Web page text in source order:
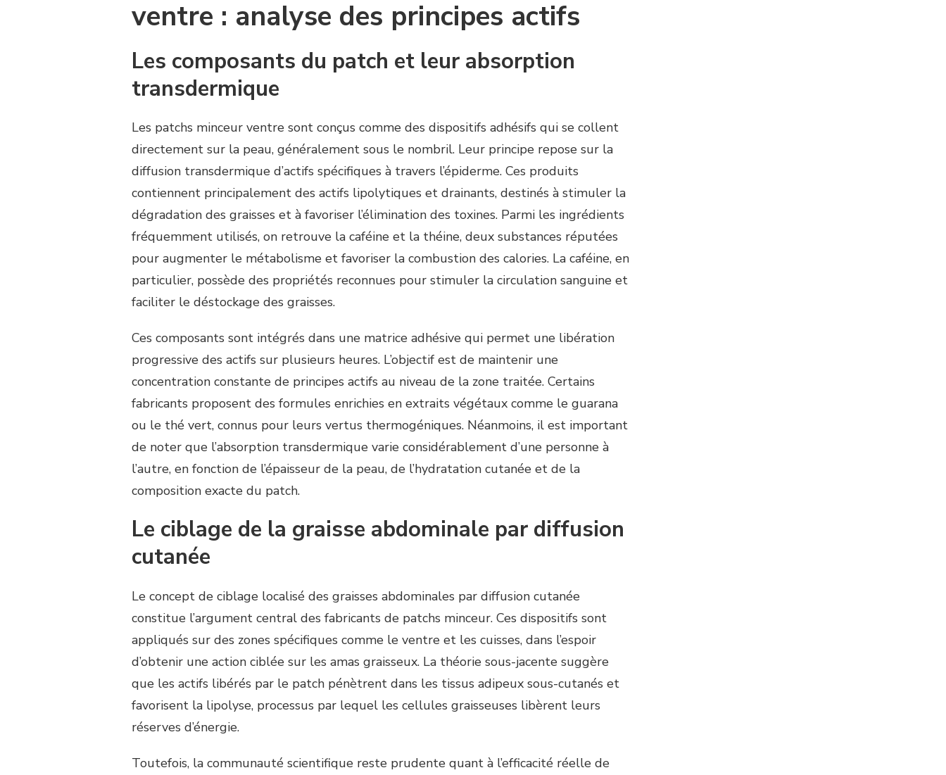
ventre : analyse des principes actifs
Les composants du patch et leur absorption
transdermique
Les patchs minceur ventre sont conçus comme des dispositifs adhésifs qui se collent
directement sur la peau, généralement sous le nombril. Leur principe repose sur la
diffusion transdermique d’actifs spécifiques à travers l’épiderme. Ces produits
contiennent principalement des actifs lipolytiques et drainants, destinés à stimuler la
dégradation des graisses et à favoriser l’élimination des toxines. Parmi les ingrédients
fréquemment utilisés, on retrouve la caféine et la théine, deux substances réputées
pour augmenter le métabolisme et favoriser la combustion des calories. La caféine, en
particulier, possède des propriétés reconnues pour stimuler la circulation sanguine et
faciliter le déstockage des graisses.
Ces composants sont intégrés dans une matrice adhésive qui permet une libération
progressive des actifs sur plusieurs heures. L’objectif est de maintenir une
concentration constante de principes actifs au niveau de la zone traitée. Certains
fabricants proposent des formules enrichies en extraits végétaux comme le guarana
ou le thé vert, connus pour leurs vertus thermogéniques. Néanmoins, il est important
de noter que l’absorption transdermique varie considérablement d’une personne à
l’autre, en fonction de l’épaisseur de la peau, de l’hydratation cutanée et de la
composition exacte du patch.
Le ciblage de la graisse abdominale par diffusion
cutanée
Le concept de ciblage localisé des graisses abdominales par diffusion cutanée
constitue l’argument central des fabricants de patchs minceur. Ces dispositifs sont
appliqués sur des zones spécifiques comme le ventre et les cuisses, dans l’espoir
d’obtenir une action ciblée sur les amas graisseux. La théorie sous-jacente suggère
que les actifs libérés par le patch pénètrent dans les tissus adipeux sous-cutanés et
favorisent la lipolyse, processus par lequel les cellules graisseuses libèrent leurs
réserves d’énergie.
Toutefois, la communauté scientifique reste prudente quant à l’efficacité réelle de